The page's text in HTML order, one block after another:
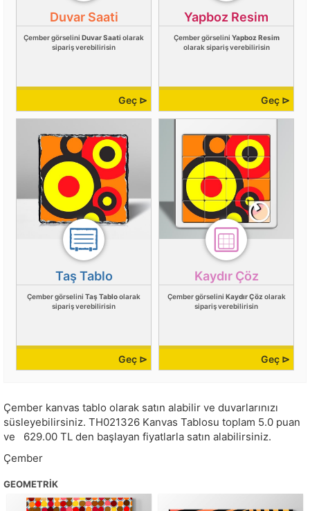
Duvar Saati
Çember görselini Duvar Saati olarak
sipariş verebilirisin
Geç ⊳
Yapboz Resim
Çember görselini Yapboz Resim
olarak sipariş verebilirisin
Geç ⊳
Taş Tablo
Çember görselini Taş Tabloolarak
sipariş verebilirisin
Geç ⊳
Kaydır Çöz
Çember görselini Kaydır Çöz olarak
sipariş verebilirisin
Geç ⊳
Çember kanvas tablo olarak satın alabilir ve duvarlarınızı
süsleyebilirsiniz. TH021326 Kanvas Tablosu toplam 5.0 puan
ve
629.00 TL den başlayan fiyatlarla satın alabilirsiniz.
Çember
GEOMETRIK